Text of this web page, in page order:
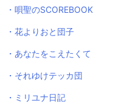
・唄聖のSCOREBOOK
・花よりおと団子
・あなたをこえたくて
・それゆけテッカ団
・ミリユナ日記